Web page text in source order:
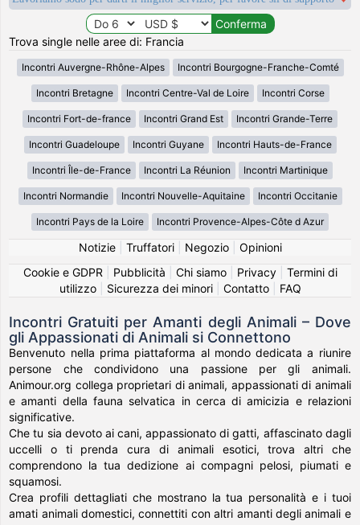
Trova single nelle aree di: Francia
Incontri Auvergne-Rhône-Alpes Incontri Bourgogne-Franche-Comté
Incontri Bretagne Incontri Centre-Val de Loire Incontri Corse
Incontri Fort-de-france Incontri Grand Est Incontri Grande-Terre
Incontri Guadeloupe Incontri Guyane Incontri Hauts-de-France
Incontri Île-de-France Incontri La Réunion Incontri Martinique
Incontri Normandie Incontri Nouvelle-Aquitaine Incontri Occitanie
Incontri Pays de la Loire Incontri Provence-Alpes-Côte d Azur
Notizie| Truffatori| Negozio| Opinioni
Cookie e GDPR
Pubblicità Chi siamo| Privacy| Termini di
utilizzo| Sicurezza dei minori| Contatto| FAQ
Incontri Gratuiti per Amanti degli Animali – Dove
gli Appassionati di Animali si Connettono
Benvenuto nella prima piattaforma al mondo dedicata a riunire
persone che condividono una passione per gli animali.
Animour.org collega proprietari di animali, appassionati di animali
e amanti della fauna selvatica in cerca di amicizia e relazioni
significative.
Che tu sia devoto ai cani, appassionato di gatti, affascinato dagli
uccelli o ti prenda cura di animali esotici, trova altri che
comprendono la tua dedizione ai compagni pelosi, piumati e
squamosi.
Crea profili dettagliati che mostrano la tua personalità e i tuoi
amati animali domestici, connettiti con altri amanti degli animali e